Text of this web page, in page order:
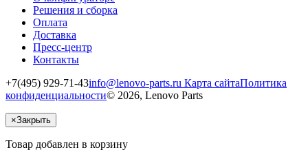
Решения и сборка
Оплата
Доставка
Пресс-центр
Контакты
+7(495) 929-71-43info@lenovo-parts.ru Карта сайтаПолитика
конфиденциальности© 2026, Lenovo Parts
×Закрыть
Товар добавлен в корзину